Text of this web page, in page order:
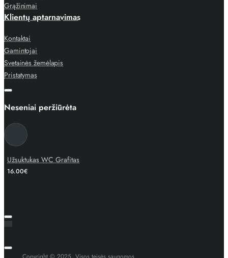
Grąžinimai
Klientų aptarnavimas
Kontaktai
Gamintojai
Svetainės žemėlapis
Pristatymas
Neseniai peržiūrėta
Užsuktukas WC Grafitas
16.00€